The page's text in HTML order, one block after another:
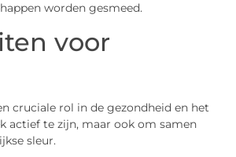
worden gesmeed.
voor
cruciale rol in de gezondheid en het
actief te zijn, maar ook om samen
sleur.